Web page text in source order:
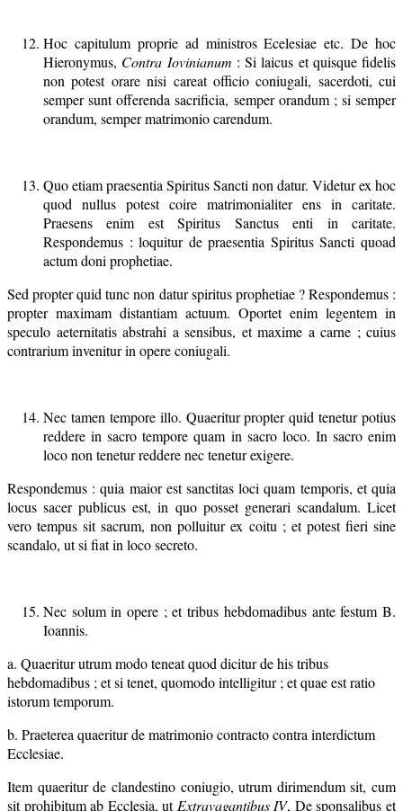
Hoc capitulum proprie ad ministros Ecelesiae etc. De hoc
Hieronymus, Contra Iovinianum : Si laicus et quisque fidelis
non potest orare nisi careat officio coniugali, sacerdoti, cui
semper sunt offerenda sacrificia, semper orandum ; si semper
orandum, semper matrimonio carendum.
Quo etiam praesentia Spiritus Sancti non datur. Videtur ex hoc
quod nullus potest coire matrimonialiter ens in caritate.
Praesens enim est Spiritus Sanctus enti in caritate.
Respondemus : loquitur de praesentia Spiritus Sancti quoad
actum doni prophetiae.
Sed propter quid tunc non datur spiritus prophetiae ? Respondemus :
propter maximam distantiam actuum. Oportet enim legentem in
speculo aeternitatis abstrahi a sensibus, et maxime a carne ; cuius
contrarium invenitur in opere coniugali.
Nec tamen tempore illo. Quaeritur propter quid tenetur potius
reddere in sacro tempore quam in sacro loco. In sacro enim
loco non tenetur reddere nec tenetur exigere.
Respondemus : quia maior est sanctitas loci quam temporis, et quia
locus sacer publicus est, in quo posset generari scandalum. Licet
vero tempus sit sacrum, non polluitur ex coitu ; et potest fieri sine
scandalo, ut si fiat in loco secreto.
Nec solum in opere ; et tribus hebdomadibus ante festum B.
Ioannis.
a. Quaeritur utrum modo teneat quod dicitur de his tribus
hebdomadibus ; et si tenet, quomodo intelligitur ; et quae est ratio
istorum temporum.
b. Praeterea quaeritur de matrimonio contracto contra interdictum
Ecclesiae.
Item quaeritur de clandestino coniugio, utrum dirimendum sit, cum
sit prohibitum ab Ecclesia, ut Extravagantibus IV, De sponsalibus et